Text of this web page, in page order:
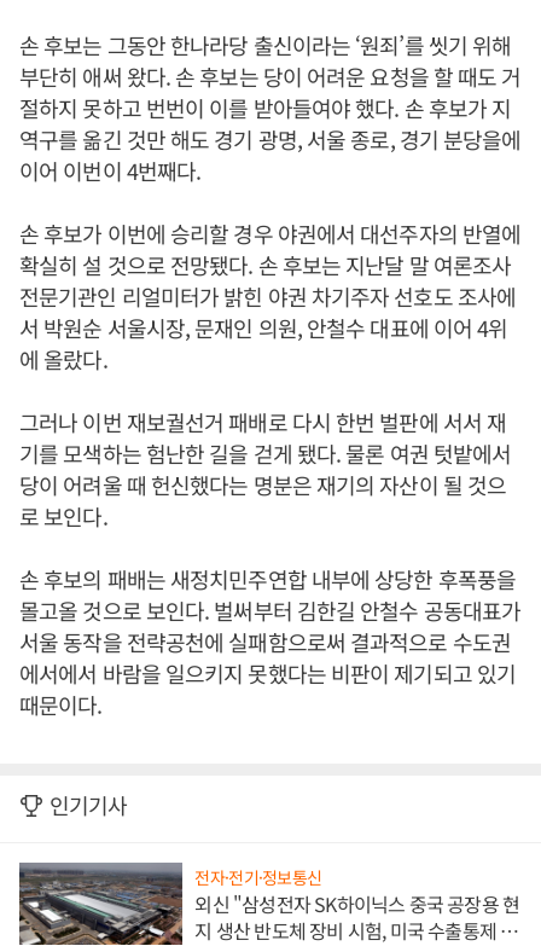
손 후보는 그동안 한나라당 출신이라는 ‘원죄’를 씻기 위해
부단히 애써 왔다. 손 후보는 당이 어려운 요청을 할 때도 거
절하지 못하고 번번이 이를 받아들여야 했다. 손 후보가 지
역구를 옮긴 것만 해도 경기 광명, 서울 종로, 경기 분당을에
이어 이번이 4번째다.
손 후보가 이번에 승리할 경우 야권에서 대선주자의 반열에
확실히 설 것으로 전망됐다. 손 후보는 지난달 말 여론조사
전문기관인 리얼미터가 밝힌 야권 차기주자 선호도 조사에
서 박원순 서울시장, 문재인 의원, 안철수 대표에 이어 4위
에 올랐다.
그러나 이번 재보궐선거 패배로 다시 한번 벌판에 서서 재
기를 모색하는 험난한 길을 걷게 됐다. 물론 여권 텃밭에서
당이 어려울 때 헌신했다는 명분은 재기의 자산이 될 것으
로 보인다.
손 후보의 패배는 새정치민주연합 내부에 상당한 후폭풍을
몰고올 것으로 보인다. 벌써부터 김한길 안철수 공동대표가
서울 동작을 전략공천에 실패함으로써 결과적으로 수도권
에서에서 바람을 일으키지 못했다는 비판이 제기되고 있기
때문이다.
인기기사
전자·전기·정보통신
외신 "삼성전자 SK하이닉스 중국 공장용 현
지 생산 반도체 장비 시험, 미국 수출통제 대